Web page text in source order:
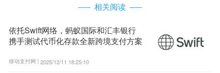
相关阅读
依托Swift网络，蚂蚁国际和汇丰银行
携手测试代币化存款全新跨境支付方案
移动支付网 | 2025/12/11 18:25:10